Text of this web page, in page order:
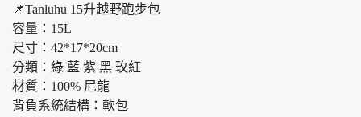
📌Tanluhu 15升越野跑步包
容量：15L
尺寸：42*17*20cm
分類：綠 藍 紫 黑 玫紅
材質：100% 尼龍
背負系統結構：軟包